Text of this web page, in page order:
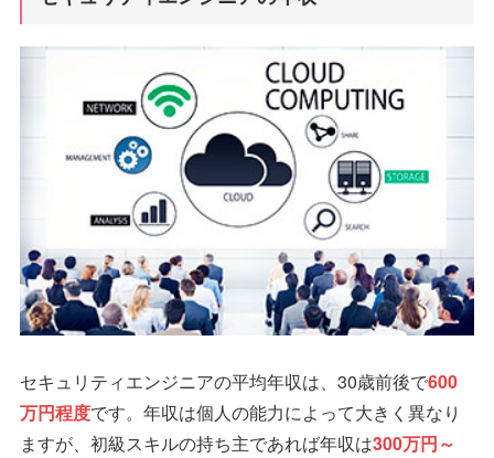
セキュリティエンジニアの平均年収は、30歳前後で600
万円程度です。年収は個人の能力によって大きく異なり
ますが、初級スキルの持ち主であれば年収は300万円～